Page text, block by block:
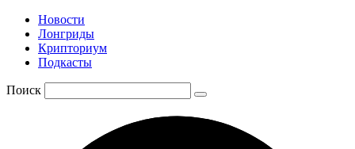
Новости
Лонгриды
Крипториум
Подкасты
Поиск